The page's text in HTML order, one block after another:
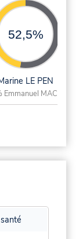
52,5%
LE PEN
MACRON